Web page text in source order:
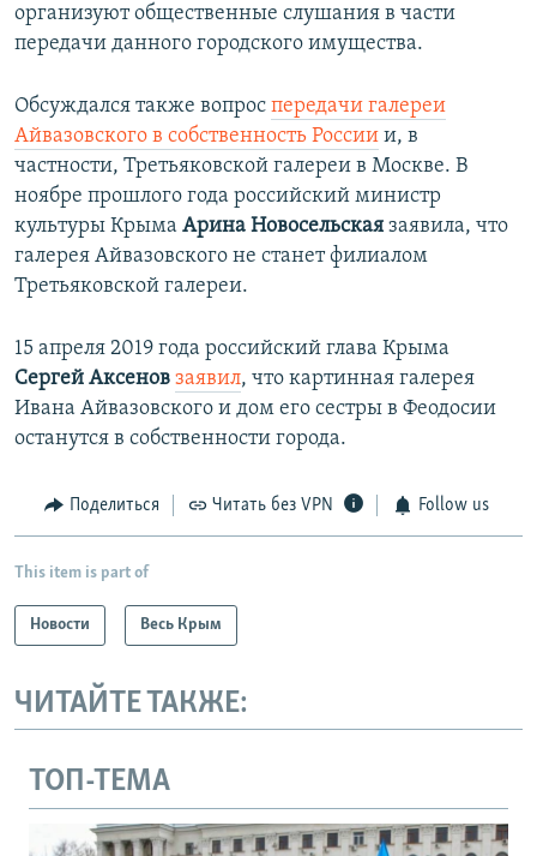
организуют общественные слушания в части
передачи данного городского имущества.
Обсуждался также вопрос передачи галереи
Айвазовского в собственность России и, в
частности, Третьяковской галереи в Москве. В
ноябре прошлого года российский министр
культуры Крыма Арина Новосельская заявила, что
галерея Айвазовского не станет филиалом
Третьяковской галереи.
15 апреля 2019 года российский глава Крыма
Сергей Аксенов заявил, что картинная галерея
Ивана Айвазовского и дом его сестры в Феодосии
останутся в собственности города​.
Поделиться Читать без VPN Follow us
This item is part of
Новости Весь Крым
ЧИТАЙТЕ ТАКЖЕ:
ТОП-ТЕМА